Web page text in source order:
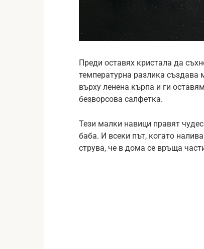
Преди оставях кристала да
температурна разлика
върху ленена кърпа и ги
безворсова салфетка.
Тези малки навици правят
баба. И всеки път, когато
струва, че в дома се връща